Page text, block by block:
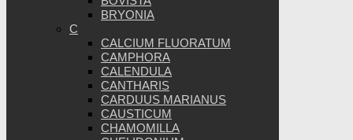
BRYONIA
C
CALCIUM FLUORATUM
CAMPHORA
CALENDULA
CANTHARIS
CARDUUS MARIANUS
CAUSTICUM
CHAMOMILLA